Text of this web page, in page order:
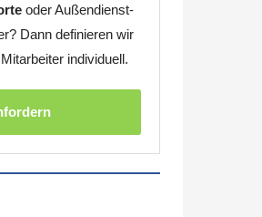
oder Außendienst-
Dann definieren wir
individuell.